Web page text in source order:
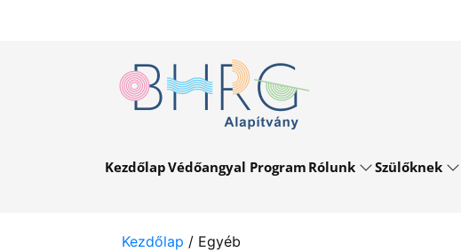
KezdőlapVédőangyal Program Rólunk Szülőknek
Kezdőlap / Egyéb